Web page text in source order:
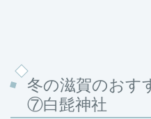
冬の滋賀のおす
⑦白髭神社